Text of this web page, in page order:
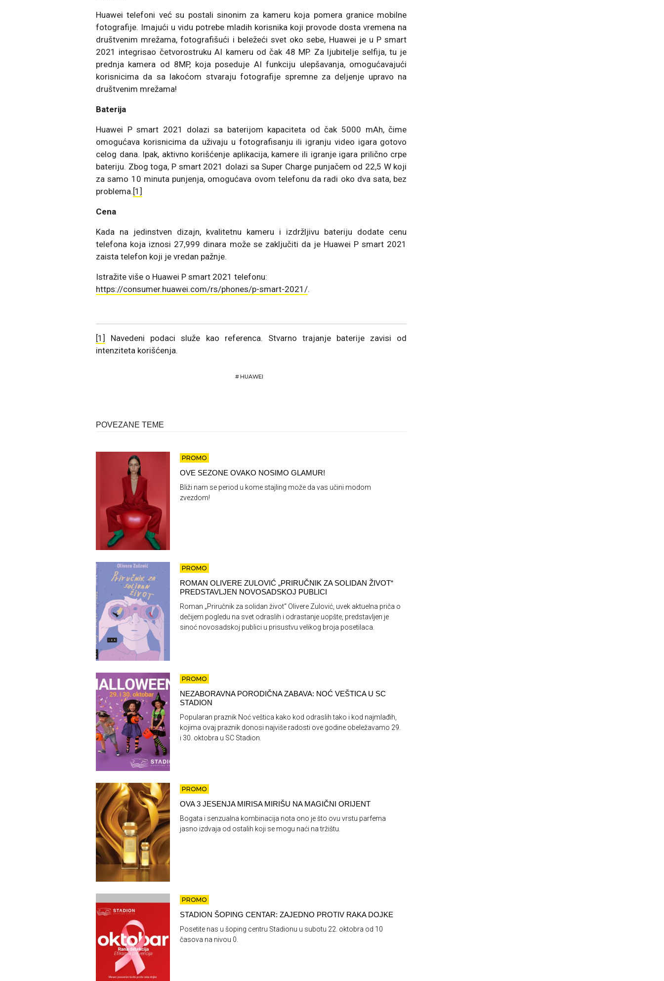
Huawei telefoni već su postali sinonim za kameru koja pomera granice mobilne
fotografije. Imajući u vidu potrebe mladih korisnika koji provode dosta vremena na
društvenim mrežama, fotografišući i beležeći svet oko sebe, Huawei je u P smart
2021 integrisao četvorostruku AI kameru od čak 48 MP. Za ljubitelje selfija, tu je
prednja kamera od 8MP, koja poseduje AI funkciju ulepšavanja, omogućavajući
korisnicima da sa lakoćom stvaraju fotografije spremne za deljenje upravo na
društvenim mrežama!
Baterija
Huawei P smart 2021 dolazi sa baterijom kapaciteta od čak 5000 mAh, čime
omogućava korisnicima da uživaju u fotografisanju ili igranju video igara gotovo
celog dana. Ipak, aktivno korišćenje aplikacija, kamere ili igranje igara prilično crpe
bateriju. Zbog toga, P smart 2021 dolazi sa Super Charge punjačem od 22,5 W koji
za samo 10 minuta punjenja, omogućava ovom telefonu da radi oko dva sata, bez
problema. [1]
Cena
Kada na jedinstven dizajn, kvalitetnu kameru i izdržljivu bateriju dodate cenu
telefona koja iznosi 27,999 dinara može se zaključiti da je Huawei P smart 2021
zaista telefon koji je vredan pažnje.
Istražite više o Huawei P smart 2021 telefonu:
https://consumer.huawei.com/rs/phones/p-smart-2021/.
[1]
Navedeni podaci služe kao referenca. Stvarno trajanje baterije zavisi od
intenziteta korišćenja.
#HUAWEI
POVEZANE TEME
PROMO
OVE SEZONE OVAKO NOSIMO GLAMUR!
Bliži nam se period u kome stajling može da vas učini modom
zvezdom!
PROMO
ROMAN OLIVERE ZULOVIĆ „PRIRUČNIK ZA SOLIDAN ŽIVOT“
PREDSTAVLJEN NOVOSADSKOJ PUBLICI
Roman „Priručnik za solidan život“ Olivere Zulović, uvek aktuelna priča o
dečijem pogledu na svet odraslih i odrastanje uopšte, predstavljen je
sinoć novosadskoj publici u prisustvu velikog broja posetilaca.
PROMO
NEZABORAVNA PORODIČNA ZABAVA: NOĆ VEŠTICA U SC
STADION
Popularan praznik Noć veštica kako kod odraslih tako i kod najmlađih,
kojima ovaj praznik donosi najviše radosti ove godine obeležavamo 29.
i 30. oktobra u SC Stadion.
PROMO
OVA 3 JESENJA MIRISA MIRIŠU NA MAGIČNI ORIJENT
Bogata i senzualna kombinacija nota ono je što ovu vrstu parfema
jasno izdvaja od ostalih koji se mogu naći na tržištu.
PROMO
STADION ŠOPING CENTAR: ZAJEDNO PROTIV RAKA DOJKE
Posetite nas u šoping centru Stadionu u subotu 22. oktobra od 10
časova na nivou 0.